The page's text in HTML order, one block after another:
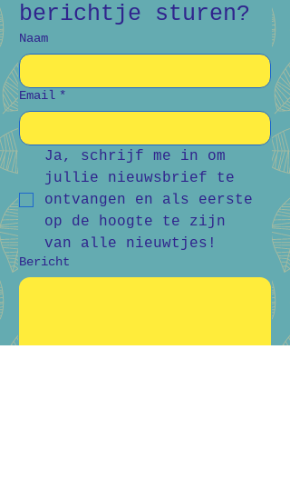
berichtje sturen?
Naam
Email *
Ja, schrijf me in om
jullie nieuwsbrief te
ontvangen en als eerste
op de hoogte te zijn
van alle nieuwtjes!
Bericht